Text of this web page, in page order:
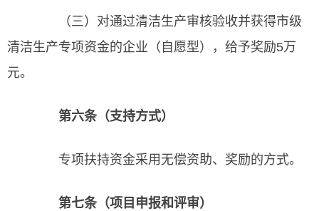
（三）对通过清洁生产审核验收并获得市级
清洁生产专项资金的企业（自愿型），给予奖励5万
元。
第六条（支持方式）
专项扶持资金采用无偿资助、奖励的方式。
第七条（项目申报和评审）